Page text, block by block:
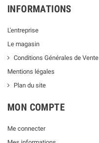
INFORMATIONS
L'entreprise
Le magasin
Conditions Générales de Vente
Mentions légales
Plan du site
MON COMPTE
Me connecter